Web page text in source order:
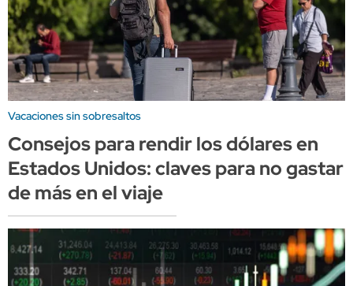
Vacaciones sin sobresaltos
Consejos para rendir los dólares en
Estados Unidos: claves para no gastar
de más en el viaje